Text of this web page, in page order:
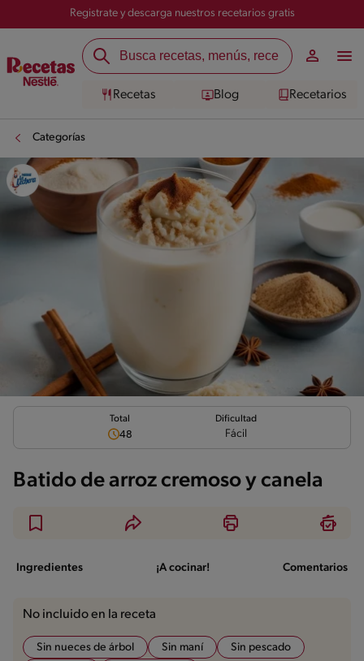
Registrate y descarga nuestros recetarios gratis
Recetas Blog Recetarios
Categorías
Total
48
Dificultad
Fácil
Batido de arroz cremoso y canela
Ingredientes ¡A cocinar! Comentarios
No incluido en la receta
Sin nueces de árbol Sin maní
Sin pescado